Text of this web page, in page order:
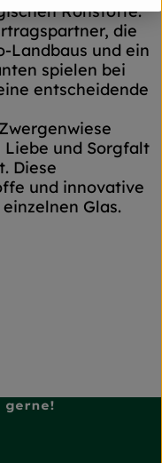
Rohstoffe.
die
Landbaus und ein
spielen bei
entscheidende
und Sorgfalt
Diese
und innovative
Glas.
gerne!